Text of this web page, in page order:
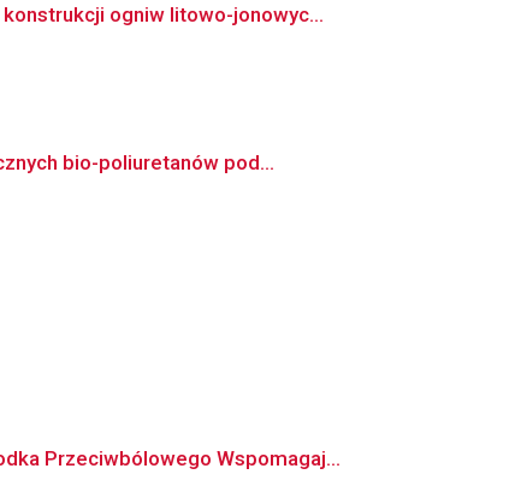
ogniw litowo-jonowyc...
bio-poliuretanów pod...
Przeciwbólowego Wspomagaj...